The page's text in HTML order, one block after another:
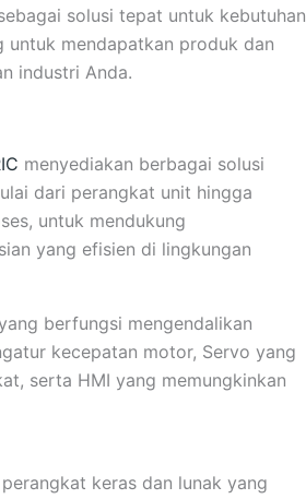
solusi tepat untuk kebutuhan
untuk mendapatkan produk dan
industri Anda.
menyediakan berbagai solusi
dari perangkat unit hingga
untuk mendukung
yang efisien di lingkungan
berfungsi mengendalikan
kecepatan motor, Servo yang
serta HMI yang memungkinkan
keras dan lunak yang